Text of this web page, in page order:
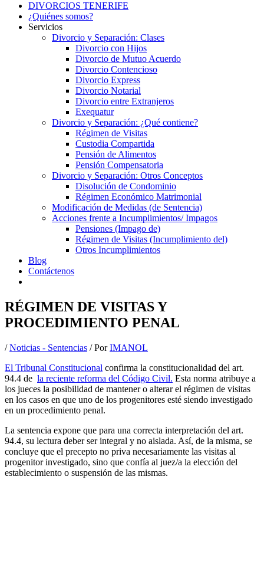
DIVORCIOS TENERIFE
¿Quiénes somos?
Servicios
Divorcio y Separación: Clases
Divorcio con Hijos
Divorcio de Mutuo Acuerdo
Divorcio Contencioso
Divorcio Express
Divorcio Notarial
Divorcio entre Extranjeros
Exequatur
Divorcio y Separación: ¿Qué contiene?
Régimen de Visitas
Custodia Compartida
Pensión de Alimentos
Pensión Compensatoria
Divorcio y Separación: Otros Conceptos
Disolución de Condominio
Régimen Económico Matrimonial
Modificación de Medidas (de Sentencia)
Acciones frente a Incumplimientos/ Impagos
Pensiones (Impago de)
Régimen de Visitas (Incumplimiento del)
Otros Incumplimientos
Blog
Contáctenos
RÉGIMEN DE VISITAS Y
PROCEDIMIENTO PENAL
/Noticias - Sentencias / PorIMANOL
El Tribunal Constitucional confirma la constitucionalidad del art.
94.4 de la reciente reforma del Código Civil. Esta norma atribuye a
los jueces la posibilidad de mantener o alterar el régimen de visitas
en los casos en que uno de los progenitores esté siendo investigado
en un procedimiento penal.
La sentencia expone que para una correcta interpretación del art.
94.4, su lectura deber ser integral y no aislada. Así, de la misma, se
concluye que el precepto no priva necesariamente las visitas al
progenitor investigado, sino que confía al juez/a la elección del
establecimiento o suspensión de las mismas.